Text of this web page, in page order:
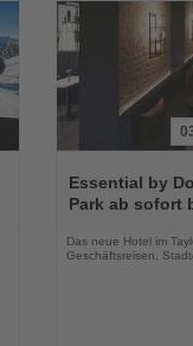
Sie
die
Essential by
Park ab sofort
Das neue Hotel im
Geschäftsreisen,